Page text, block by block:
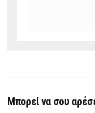
Μπορεί να σου